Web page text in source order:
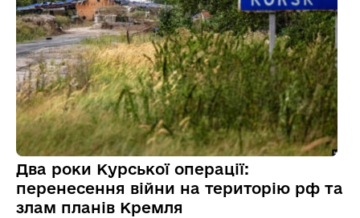
Два роки Курської операції:
перенесення війни на територію рф та
злам планів Кремля